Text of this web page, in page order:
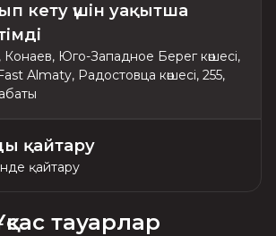
кету үшін уақытша
Конаев, Юго-Западное Берег көшесі,
Almaty, Радостовца көшесі, 255,
қайтару
қайтару
тауарлар